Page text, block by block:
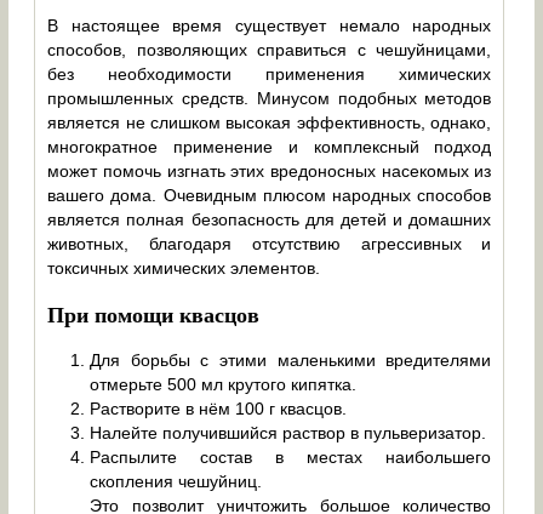
В настоящее время существует немало народных
способов, позволяющих справиться с чешуйницами,
без необходимости применения химических
промышленных средств. Минусом подобных методов
является не слишком высокая эффективность, однако,
многократное применение и комплексный подход
может помочь изгнать этих вредоносных насекомых из
вашего дома. Очевидным плюсом народных способов
является полная безопасность для детей и домашних
животных, благодаря отсутствию агрессивных и
токсичных химических элементов.
При помощи квасцов
Для борьбы с этими маленькими вредителями
отмерьте 500 мл крутого кипятка.
Растворите в нём 100 г квасцов.
Налейте получившийся раствор в пульверизатор.
Распылите состав в местах наибольшего
скопления чешуйниц.
Это позволит уничтожить большое количество